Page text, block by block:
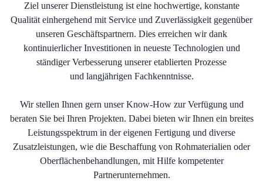
Ziel unserer Dienstleistung ist eine hochwertige, konstante
Qualität einhergehend mit Service und Zuverlässigkeit gegenüber
unseren Geschäftspartnern. Dies erreichen wir dank
kontinuierlicher Investitionen in neueste Technologien und
ständiger Verbesserung unserer etablierten Prozesse
und langjährigen Fachkenntnisse.
Wir stellen Ihnen gern unser Know-How zur Verfügung und
beraten Sie bei Ihren Projekten. Dabei bieten wir Ihnen ein breites
Leistungsspektrum in der eigenen Fertigung und diverse
Zusatzleistungen, wie die Beschaffung von Rohmaterialien oder
Oberflächenbehandlungen, mit Hilfe kompetenter
Partnerunternehmen.